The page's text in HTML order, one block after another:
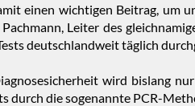
einen wichtigen Beitrag, um
Leiter des
deutschlandweit täglich
wird bislang
durch die sogenannte PCR-